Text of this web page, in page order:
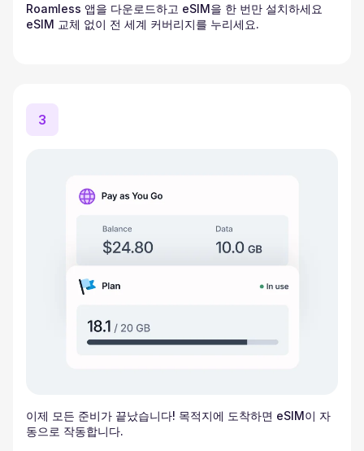
Roamless 앱을 다운로드하고 eSIM을 한 번만 설치하세요
eSIM 교체 없이 전 세계 커버리지를 누리세요.
3
이제 모든 준비가 끝났습니다! 목적지에 도착하면 eSIM이 자
동으로 작동합니다.